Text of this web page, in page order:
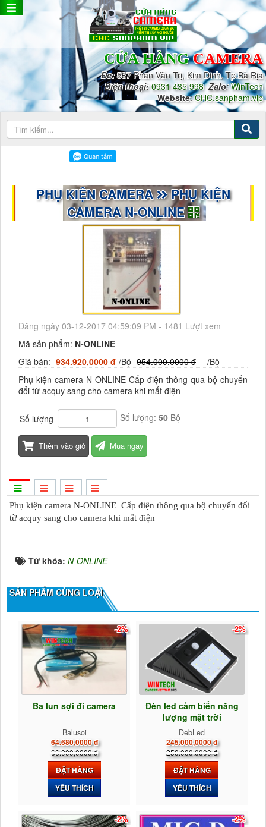
CỬA HÀNG CAMERA
Đc:537 Phan Văn Trị, Kim Dinh, Tp.Bà Rịa
Điện thoại: 0931 435 998 Zalo: WinTech
Website:CHC.sanpham.vip
PHỤ KIỆN CAMERA PHỤ KIỆN
CAMERA N-ONLINE
Đăng ngày 03-12-2017 04:59:09 PM - 1481 Lượt xem
Mã sản phẩm: N-ONLINE
Giá bán: 934.920,0000 đ /Bộ 954.000,0000 đ
/Bộ
Phụ kiện camera N-ONLINE Cấp điện thông qua bộ chuyển
đổi từ acquy sang cho camera khi mất điện
Số lượng Số lượng: 50 Bộ
Thêm vào giỏ Mua ngay
Phụ kiện camera N-ONLINE Cấp điện thông qua bộ chuyển đổi
từ acquy sang cho camera khi mất điện
Từ khóa: N-ONLINE
SẢN PHẨM CÙNG LOẠI
-2%
Ba lun sợi đi camera
Balusoi
64.680,0000 đ
66.000,0000 đ
ĐẶT HÀNG
YÊU THÍCH
-2%
Đèn led cảm biến năng
lượng mặt trời
DebLed
245.000,0000 đ
250.000,0000 đ
ĐẶT HÀNG
YÊU THÍCH
-2% -2%